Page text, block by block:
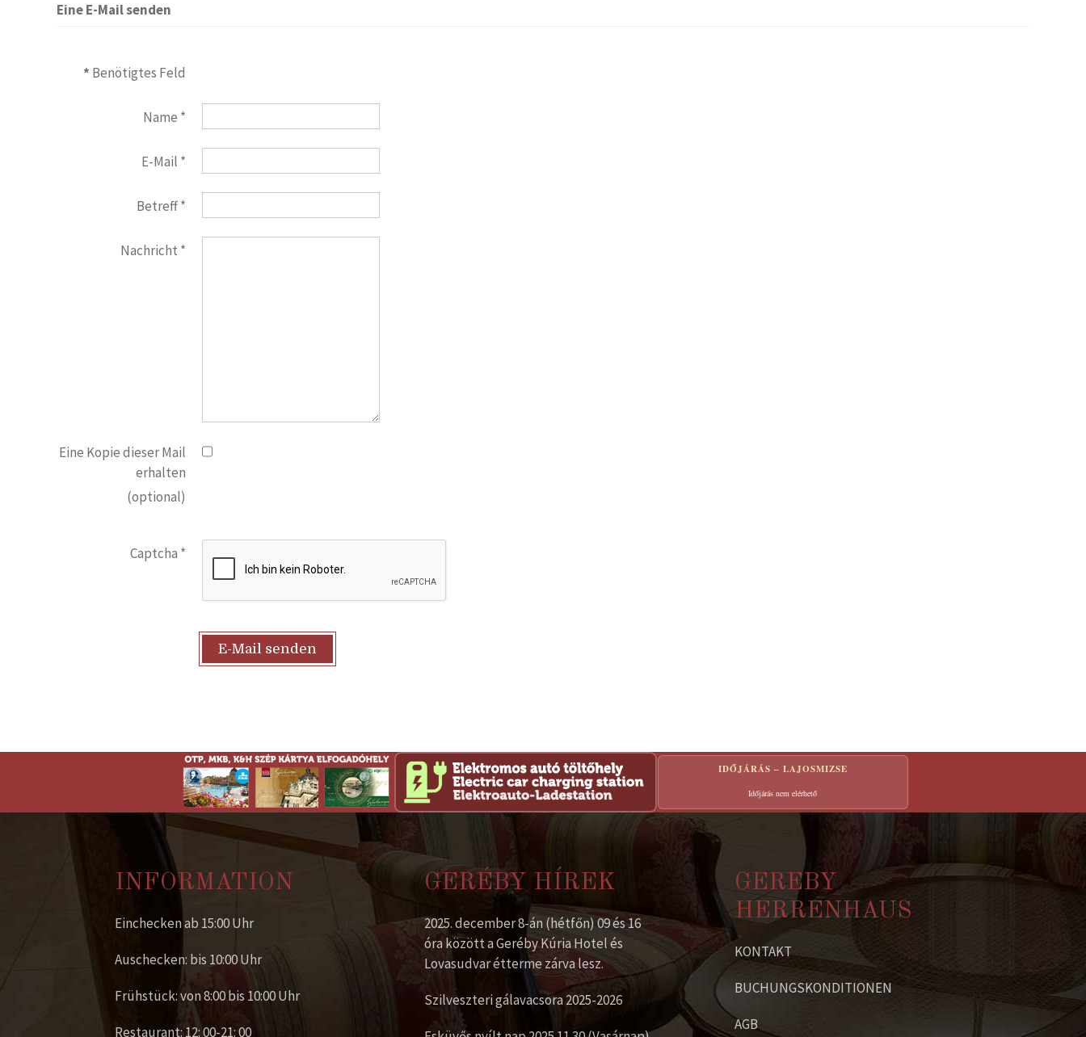
Eine E-Mail senden
* Benötigtes Feld
Name *
E-Mail *
Betreff*
Nachricht *
Eine Kopie dieser Mail
erhalten
(optional)
Captcha *
E-Mail senden
IDŐJÁRÁS – LAJOSMIZSE
Időjárás nem elérhető
INFORMATION
Einchecken ab 15:00 Uhr
Auschecken: bis 10:00 Uhr
Frühstück: von 8:00 bis 10:00 Uhr
Restaurant: 12: 00-21: 00
GERÉBY HÍREK
2025. december 8-án (hétfőn) 09 és 16
óra között a Geréby Kúria Hotel és
Lovasudvar étterme zárva lesz.
Szilveszteri gálavacsora 2025-2026
GEREBY
HERRENHAUS
KONTAKT
BUCHUNGSKONDITIONEN
AGB